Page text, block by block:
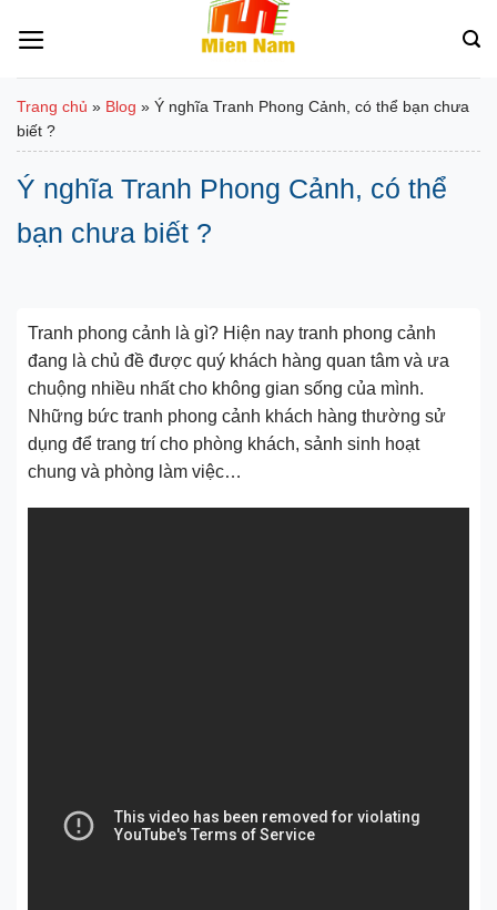
qua
Trang chủ » Blog » Ý nghĩa Tranh Phong Cảnh, có thể bạn chưa
biết ?
Ý nghĩa Tranh Phong Cảnh, có thể
bạn chưa biết ?
Tranh phong cảnh là gì? Hiện nay tranh phong cảnh
đang là chủ đề được quý khách hàng quan tâm và ưa
chuộng nhiều nhất cho không gian sống của mình.
Những bức tranh phong cảnh khách hàng thường sử
dụng để trang trí cho phòng khách, sảnh sinh hoạt
chung và phòng làm việc…